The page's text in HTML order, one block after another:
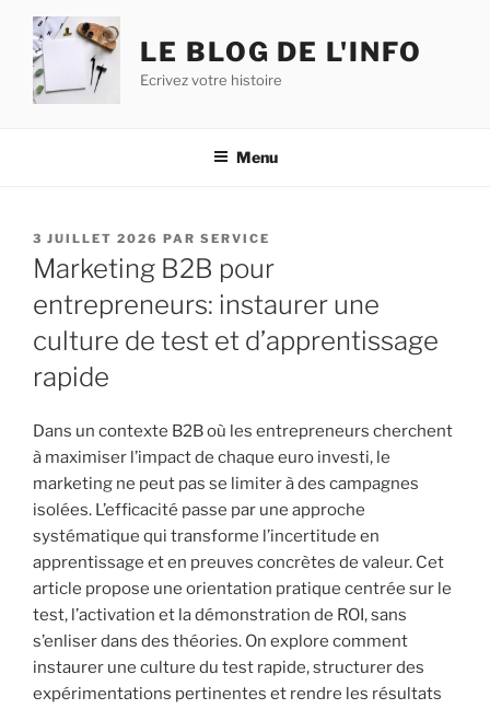
Aller
contenu
principal
LE BLOG DE L'INFO
Ecrivez votre histoire
Menu
PUBLIÉ
LE
3 JUILLET 2026 PAR SERVICE
Marketing B2B pour
entrepreneurs: instaurer une
culture de test et d’apprentissage
rapide
Dans un contexte B2B où les entrepreneurs cherchent
à maximiser l’impact de chaque euro investi, le
marketing ne peut pas se limiter à des campagnes
isolées. L’efficacité passe par une approche
systématique qui transforme l’incertitude en
apprentissage et en preuves concrètes de valeur. Cet
article propose une orientation pratique centrée sur le
test, l’activation et la démonstration de ROI, sans
s’enliser dans des théories. On explore comment
instaurer une culture du test rapide, structurer des
expérimentations pertinentes et rendre les résultats